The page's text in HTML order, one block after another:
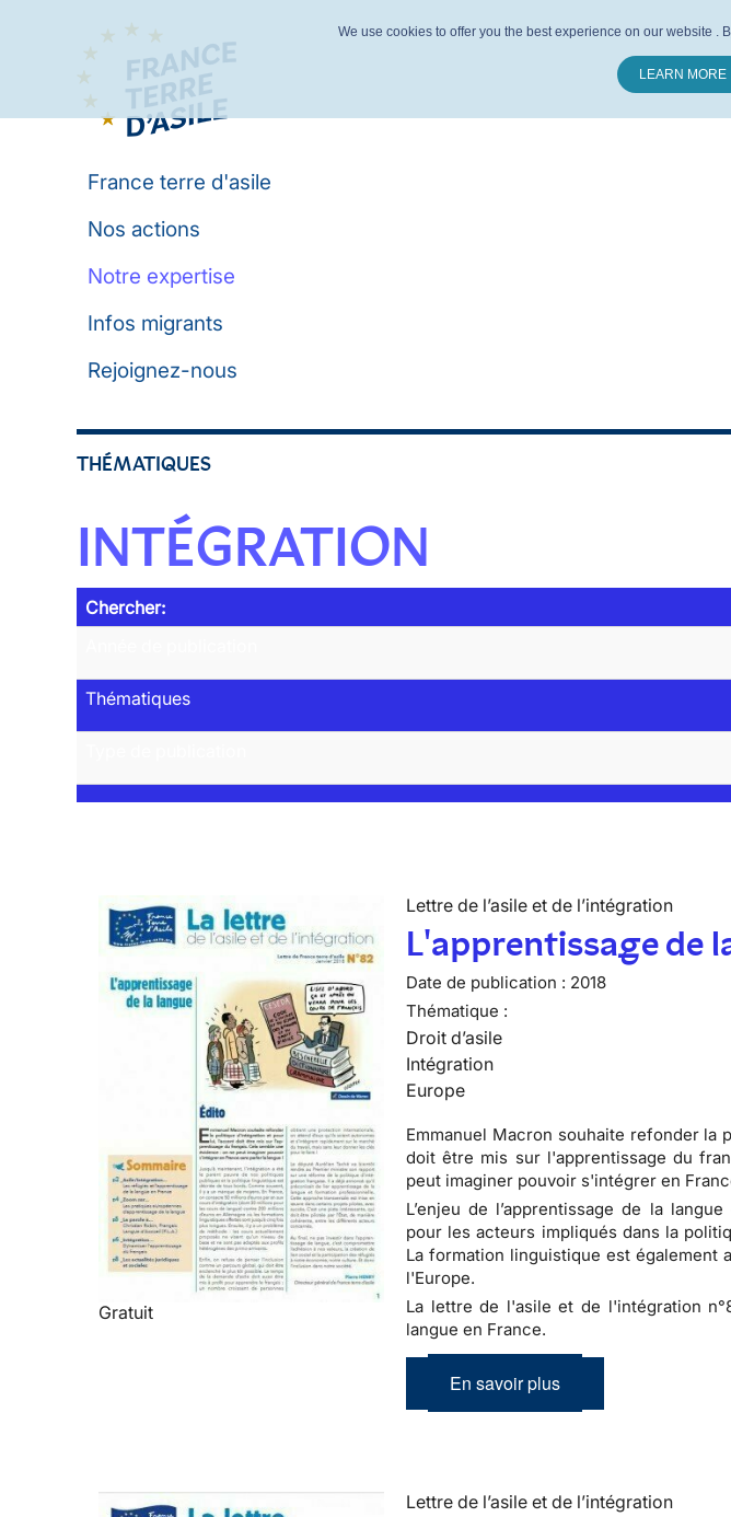
France terre d'asile
Nos actions
Notre expertise
Infos migrants
Rejoignez-nous
THÉMATIQUES
INTÉGRATION
Chercher:
Thématiques
Gratuit
Lettre de l’asile et de l’intégration
L'apprentissage de
Date de publication : 2018
Thématique :
Droit d’asile
Intégration
Europe
Emmanuel Macron souhaite refonder
doit être mis sur l'apprentissage du
peut imaginer pouvoir s'intégrer en
L’enjeu de l’apprentissage de la
pour les acteurs impliqués dans la
La formation linguistique est également
l'Europe.
La lettre de l'asile et de l'intégration
langue en France.
En savoir plus
Lettre de l’asile et de l’intégration
We use cookies to offer you the best experience on our website .
LEARN MORE